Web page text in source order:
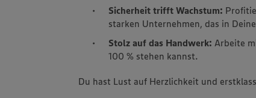
Sicherheit trifft Wachstum:
starken Unternehmen, das in
Stolz auf das Handwerk: Arbeite
100 % stehen kannst.
Du hast Lust auf Herzlichkeit und